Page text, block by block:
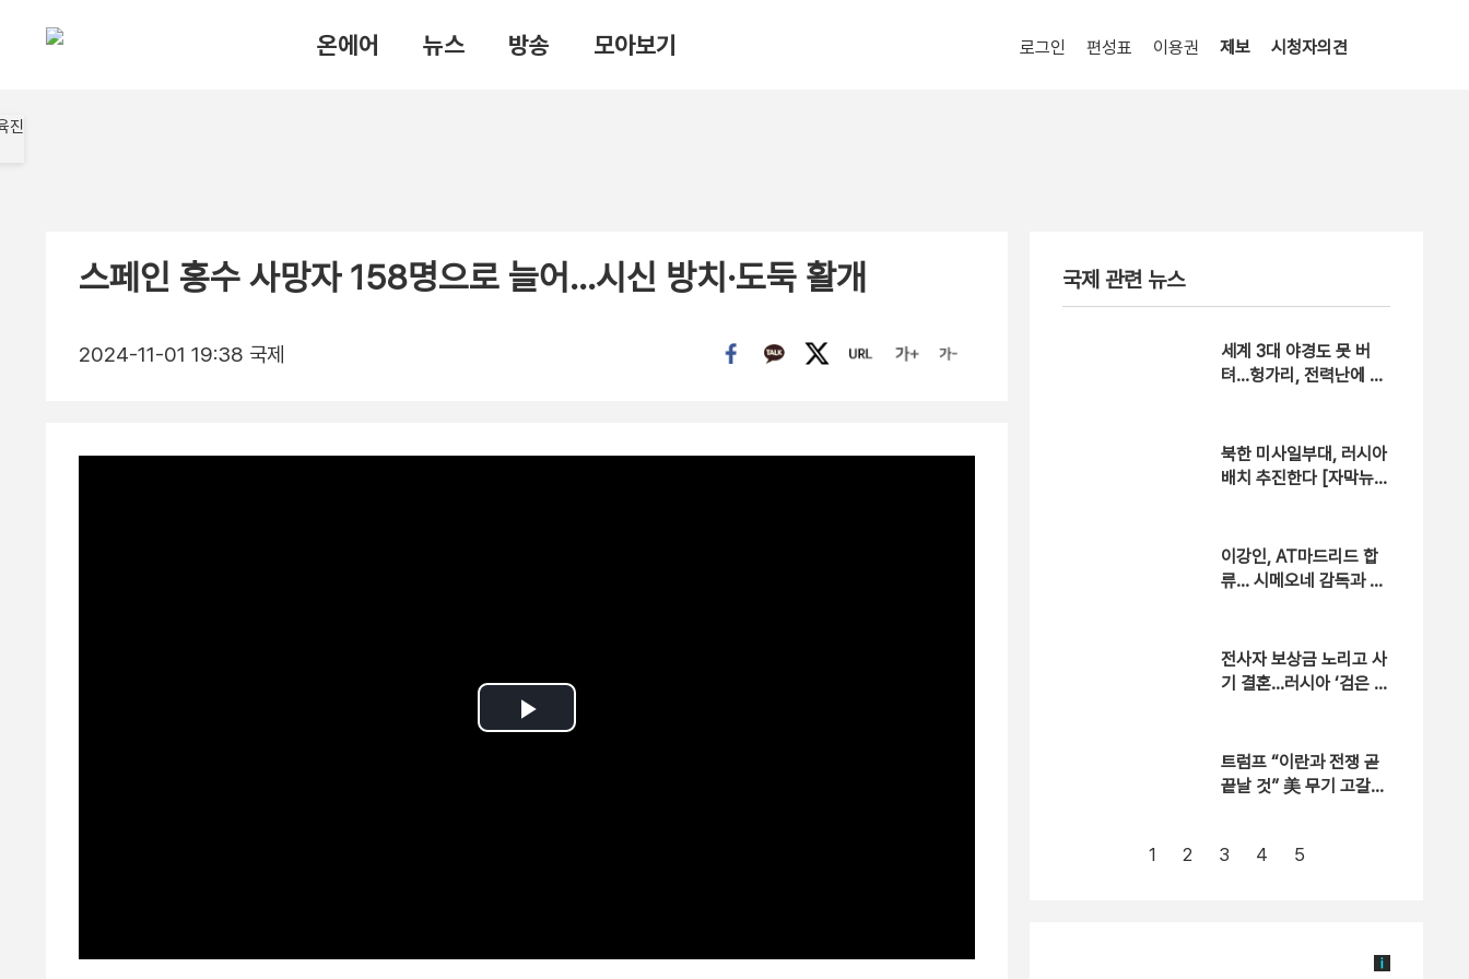
온에어 뉴스 방송 모아보기 로그인 편성표 이용권 제보 시청자의견
스페인 홍수 사망자 158명으로 늘어…시신 방치·도둑 활개
2024-11-01 19:38 국제
국제 관련 뉴스
세계 3대 야경도 못 버
텨…헝가리, 전력난에 경
북한 미사일부대, 러시아
배치 추진한다 [자막뉴
이강인, AT마드리드 합
류… 시메오네 감독과 웃
전사자 보상금 노리고 사
기 결혼…러시아 ‘검은 과
트럼프 “이란과 전쟁 곧
끝날 것” 美 무기 고갈설
1 2 3 4 5